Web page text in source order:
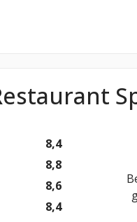
8,4
8,8
8,6
8,4